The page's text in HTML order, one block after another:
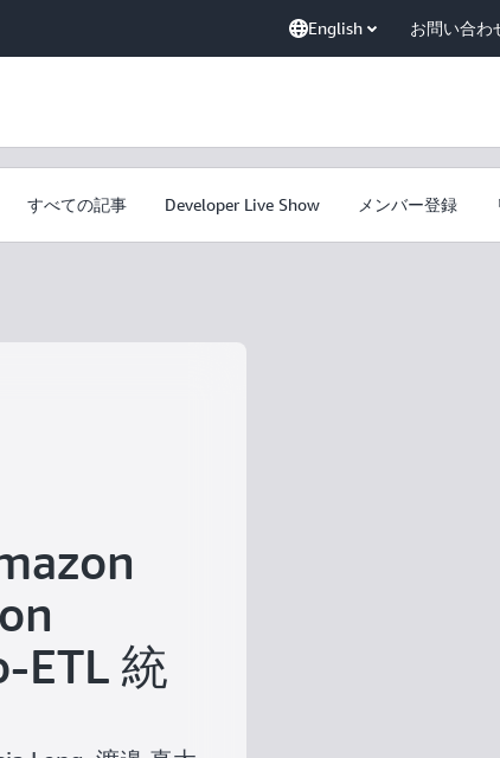
English お問い合わ
すべての記事 Developer Live Show メンバー登録
ETL 統